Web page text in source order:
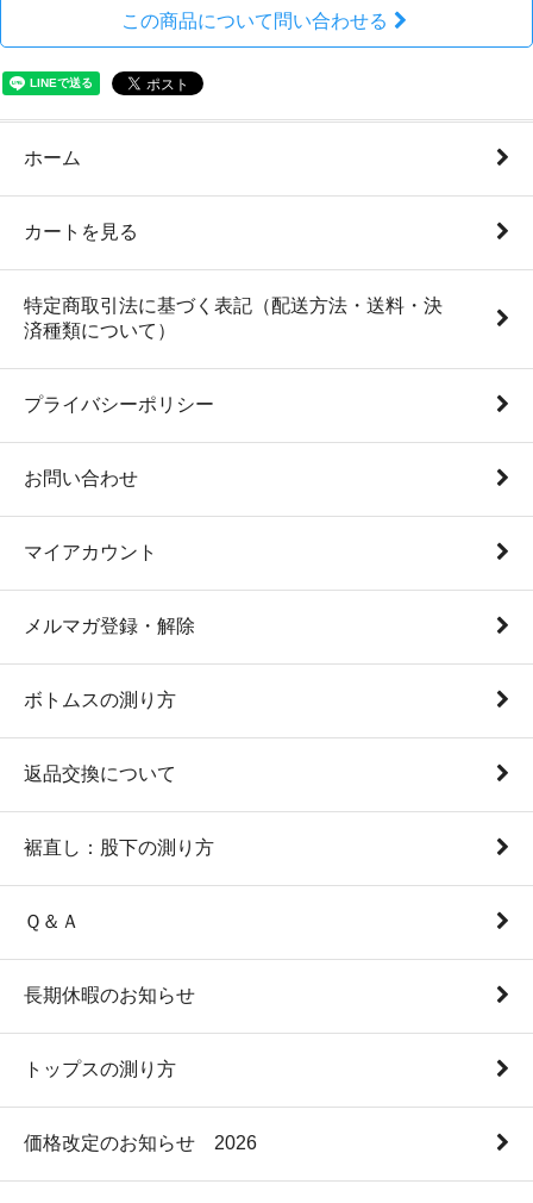
この商品について問い合わせる
ホーム
カートを見る
特定商取引法に基づく表記（配送方法・送料・決
済種類について）
プライバシーポリシー
お問い合わせ
マイアカウント
メルマガ登録・解除
ボトムスの測り方
返品交換について
裾直し：股下の測り方
Ｑ＆Ａ
長期休暇のお知らせ
トップスの測り方
価格改定のお知らせ 2026